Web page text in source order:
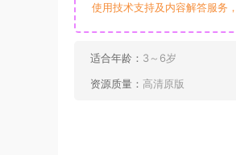
使用技术支持及内容解答服务
适合年龄： 3～6岁
资源质量： 高清原版